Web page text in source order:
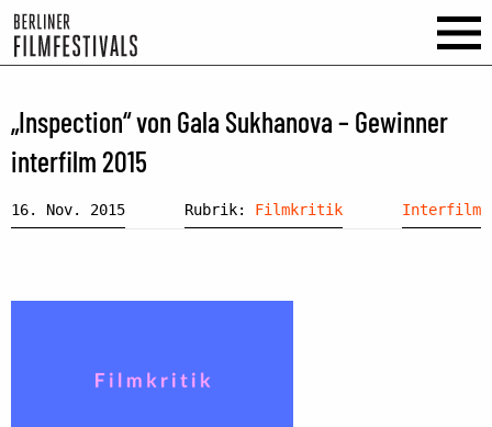
„Inspection“ von Gala Sukhanova – Gewinner
interfilm 2015
16. Nov. 2015 Rubrik: Filmkritik Interfilm